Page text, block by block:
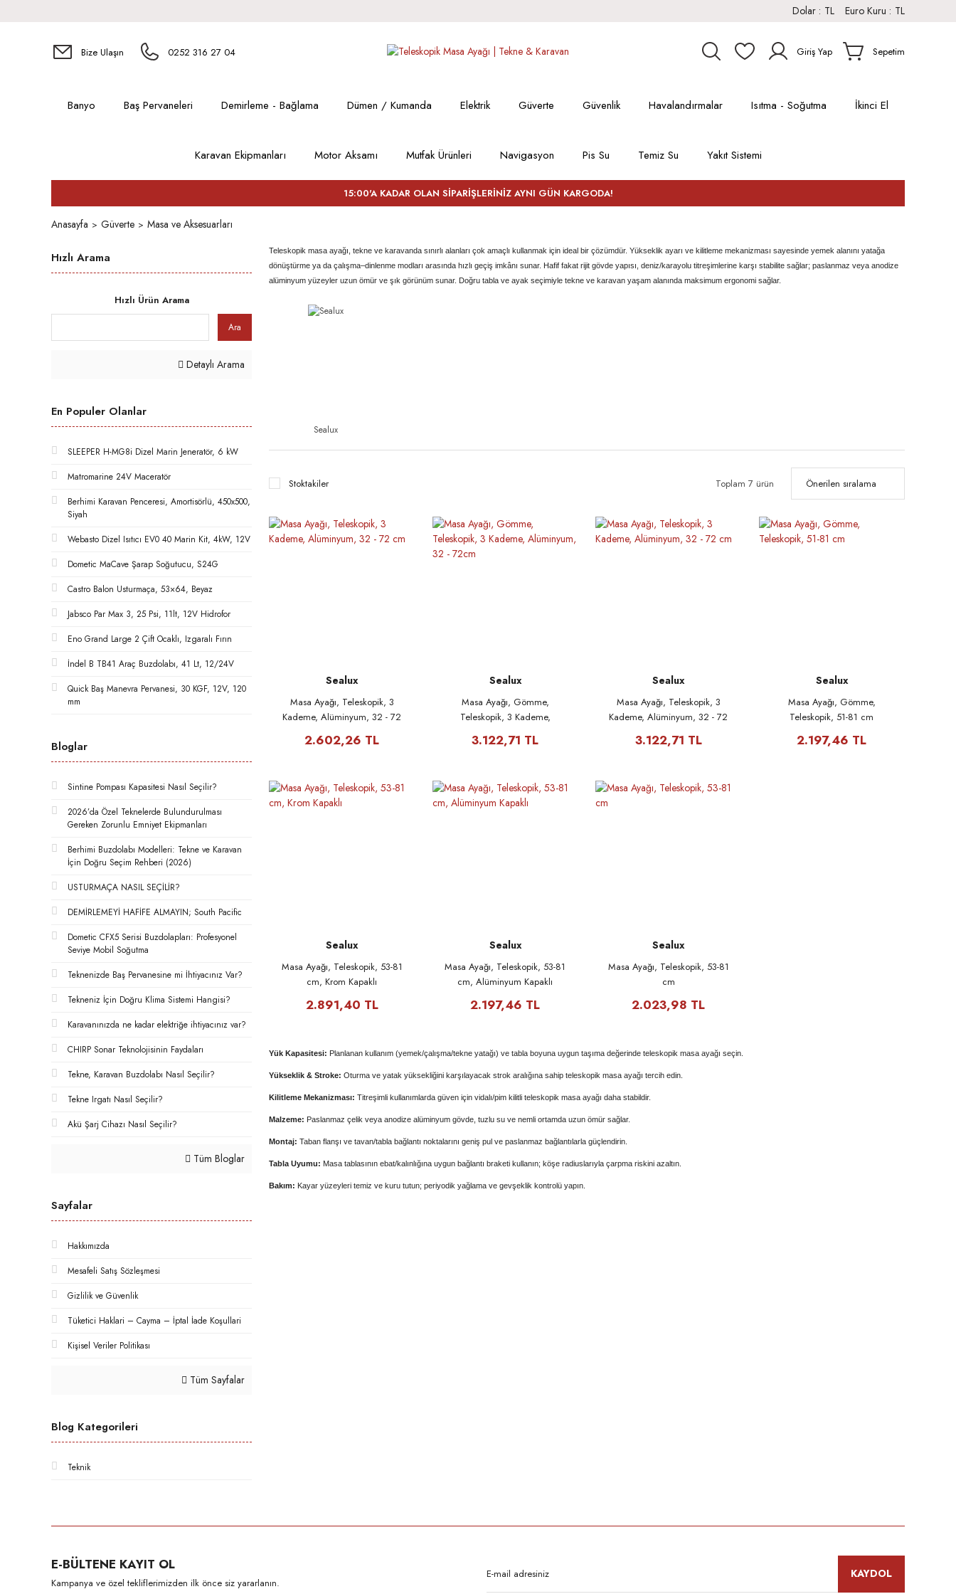
Dolar : TL Euro Kuru : TL
Bize Ulaşın 0252 316 27 04 Giriş Yap Sepetim
Banyo Baş Pervaneleri Demirleme - Bağlama Dümen / Kumanda Elektrik Güverte Güvenlik Havalandırmalar Isıtma - Soğutma İkinci El
Karavan Ekipmanları Motor Aksamı Mutfak Ürünleri Navigasyon Pis Su Temiz Su Yakıt Sistemi
15:00'A KADAR OLAN SİPARİŞLERİNİZ AYNI GÜN KARGODA!
Anasayfa Güverte Masa ve Aksesuarları
Hızlı Arama
Hızlı Ürün Arama
Ara
Detaylı Arama
En Populer Olanlar
SLEEPER H-MG8i Dizel Marin Jeneratör, 6 kW
Matromarine 24V Maceratör
Berhimi Karavan Penceresi, Amortisörlü, 450x500,
Siyah
Webasto Dizel Isıtıcı EV0 40 Marin Kit, 4kW, 12V
Dometic MaCave Şarap Soğutucu, S24G
Castro Balon Usturmaça, 53×64, Beyaz
Jabsco Par Max 3, 25 Psi, 11lt, 12V Hidrofor
Eno Grand Large 2 Çift Ocaklı, Izgaralı Fırın
İndel B TB41 Araç Buzdolabı, 41 Lt, 12/24V
Quick Baş Manevra Pervanesi, 30 KGF, 12V, 120
mm
Bloglar
Sintine Pompası Kapasitesi Nasıl Seçilir?
2026’da Özel Teknelerde Bulundurulması
Gereken Zorunlu Emniyet Ekipmanları
Berhimi Buzdolabı Modelleri: Tekne ve Karavan
İçin Doğru Seçim Rehberi (2026)
USTURMAÇA NASIL SEÇİLİR?
DEMİRLEMEYİ HAFİFE ALMAYIN; South Pacific
Dometic CFX5 Serisi Buzdolapları: Profesyonel
Seviye Mobil Soğutma
Teknenizde Baş Pervanesine mi İhtiyacınız Var?
Tekneniz İçin Doğru Klima Sistemi Hangisi?
Karavanınızda ne kadar elektriğe ihtiyacınız var?
CHIRP Sonar Teknolojisinin Faydaları
Tekne, Karavan Buzdolabı Nasıl Seçilir?
Tekne Irgatı Nasıl Seçilir?
Akü Şarj Cihazı Nasıl Seçilir?
Tüm Bloglar
Sayfalar
Hakkımızda
Mesafeli Satış Sözleşmesi
Gizlilik ve Güvenlik
Tüketici Haklari – Cayma – İptal İade Koşullari
Kişisel Veriler Politikası
Tüm Sayfalar
Blog Kategorileri
Teknik
Teleskopik masa ayağı, tekne ve karavanda sınırlı alanları çok amaçlı kullanmak için ideal bir çözümdür. Yükseklik ayarı ve kilitleme mekanizması sayesinde yemek alanını yatağa
dönüştürme ya da çalışma–dinlenme modları arasında hızlı geçiş imkânı sunar. Hafif fakat rijit gövde yapısı, deniz/karayolu titreşimlerine karşı stabilite sağlar; paslanmaz veya anodize
alüminyum yüzeyler uzun ömür ve şık görünüm sunar. Doğru tabla ve ayak seçimiyle tekne ve karavan yaşam alanında maksimum ergonomi sağlar.
Sealux
Stoktakiler Toplam 7 ürün
Sealux
Masa Ayağı, Teleskopik, 3
Kademe, Alüminyum, 32 - 72
2.602,26 TL
Sealux
Masa Ayağı, Gömme,
Teleskopik, 3 Kademe,
3.122,71 TL
Sealux
Masa Ayağı, Teleskopik, 3
Kademe, Alüminyum, 32 - 72
3.122,71 TL
Sealux
Masa Ayağı, Gömme,
Teleskopik, 51-81 cm
2.197,46 TL
Sealux
Masa Ayağı, Teleskopik, 53-81
cm, Krom Kapaklı
2.891,40 TL
Sealux
Masa Ayağı, Teleskopik, 53-81
cm, Alüminyum Kapaklı
2.197,46 TL
Sealux
Masa Ayağı, Teleskopik, 53-81
cm
2.023,98 TL
Yük Kapasitesi: Planlanan kullanım (yemek/çalışma/tekne yatağı) ve tabla boyuna uygun taşıma değerinde teleskopik masa ayağı seçin.
Yükseklik & Stroke: Oturma ve yatak yüksekliğini karşılayacak strok aralığına sahip teleskopik masa ayağı tercih edin.
Kilitleme Mekanizması: Titreşimli kullanımlarda güven için vidalı/pim kilitli teleskopik masa ayağı daha stabildir.
Malzeme: Paslanmaz çelik veya anodize alüminyum gövde, tuzlu su ve nemli ortamda uzun ömür sağlar.
Montaj: Taban flanşı ve tavan/tabla bağlantı noktalarını geniş pul ve paslanmaz bağlantılarla güçlendirin.
Tabla Uyumu: Masa tablasının ebat/kalınlığına uygun bağlantı braketi kullanın; köşe radiuslarıyla çarpma riskini azaltın.
Bakım: Kayar yüzeyleri temiz ve kuru tutun; periyodik yağlama ve gevşeklik kontrolü yapın.
E-BÜLTENE KAYIT OL
Kampanya ve özel tekliflerimizden ilk önce siz yararlanın.
KAYDOL